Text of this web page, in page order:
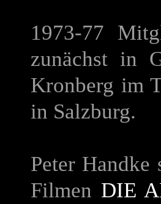
1973-77
zunächst in
Kronberg im
in Salzburg.
Peter
Filmen DIE